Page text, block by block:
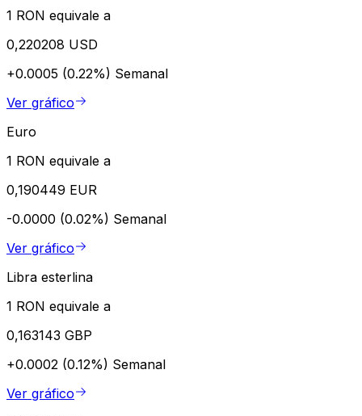
1 RON equivale a
0,220208 USD
+0.0005 (0.22%) Semanal
Ver gráfico
Euro
1 RON equivale a
0,190449 EUR
-0.0000 (0.02%) Semanal
Ver gráfico
Libra esterlina
1 RON equivale a
0,163143 GBP
+0.0002 (0.12%) Semanal
Ver gráfico